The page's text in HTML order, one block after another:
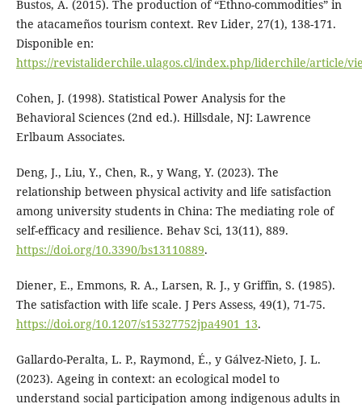
Bustos, A. (2015). The production of “Ethno-commodities” in
the atacameños tourism context. Rev Lider, 27(1), 138-171.
Disponible en:
https://revistaliderchile.ulagos.cl/index.php/liderchile/article/
Cohen, J. (1998). Statistical Power Analysis for the
Behavioral Sciences (2nd ed.). Hillsdale, NJ: Lawrence
Erlbaum Associates.
Deng, J., Liu, Y., Chen, R., y Wang, Y. (2023). The
relationship between physical activity and life satisfaction
among university students in China: The mediating role of
self-efficacy and resilience. Behav Sci, 13(11), 889.
https://doi.org/10.3390/bs13110889.
Diener, E., Emmons, R. A., Larsen, R. J., y Griffin, S. (1985).
The satisfaction with life scale. J Pers Assess, 49(1), 71-75.
https://doi.org/10.1207/s15327752jpa4901_13.
Gallardo-Peralta, L. P., Raymond, É., y Gálvez-Nieto, J. L.
(2023). Ageing in context: an ecological model to
understand social participation among indigenous adults in